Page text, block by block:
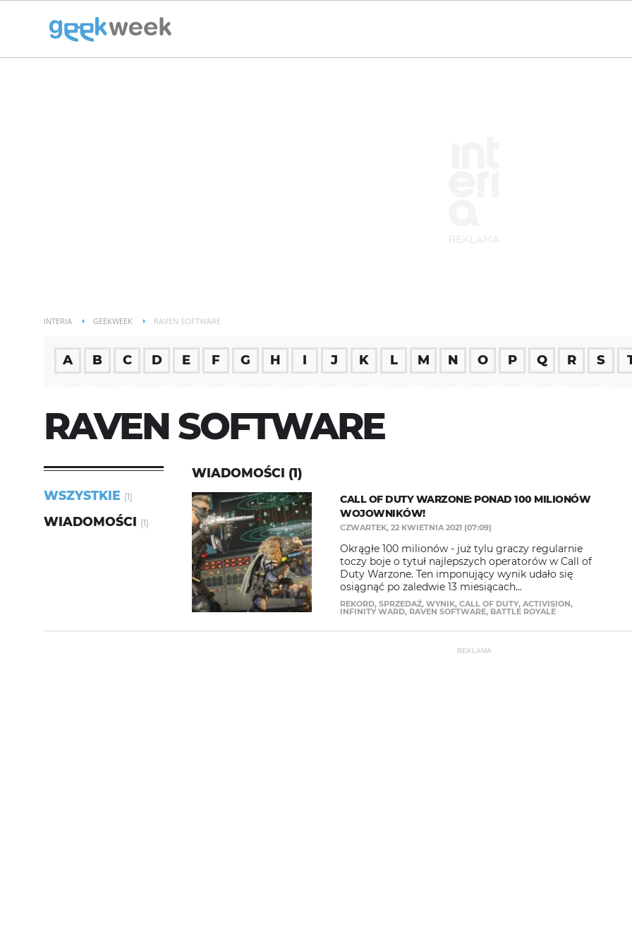
INTERIA GEEKWEEK RAVEN SOFTWARE
A B C D E F G H I J K L M N O P Q R S
RAVEN SOFTWARE
WSZYSTKIE (1)
WIADOMOŚCI (1)
WIADOMOŚCI (1)
​CALL OF DUTY WARZONE: PONAD 100 MILIONÓW
WOJOWNIKÓW!
CZWARTEK, 22 KWIETNIA 2021 (07:09)
Okrągłe 100 milionów - już tylu graczy regularnie
toczy boje o tytuł najlepszych operatorów w Call of
Duty Warzone. Ten imponujący wynik udało się
osiągnąć po zaledwie 13 miesiącach...
REKORD, SPRZEDAŻ, WYNIK, CALL OF DUTY, ACTIVISION,
INFINITY WARD, RAVEN SOFTWARE, BATTLE ROYALE
REKLAMA